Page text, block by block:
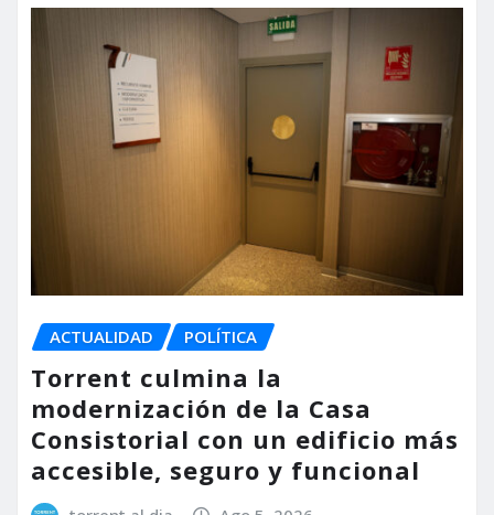
ACTUALIDAD POLÍTICA
Torrent culmina la
modernización de la Casa
Consistorial con un edificio más
accesible, seguro y funcional